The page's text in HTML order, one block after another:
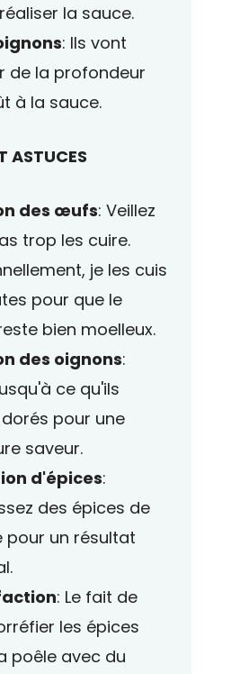
la sauce.
: Ils vont
de la profondeur
à la sauce.
ASTUCES
des œufs: Veillez
trop les cuire.
je les cuis
pour que le
bien moelleux.
des oignons:
ce qu'ils
pour une
saveur.
d'épices:
des épices de
pour un résultat
: Le fait de
les épices
poêle avec du